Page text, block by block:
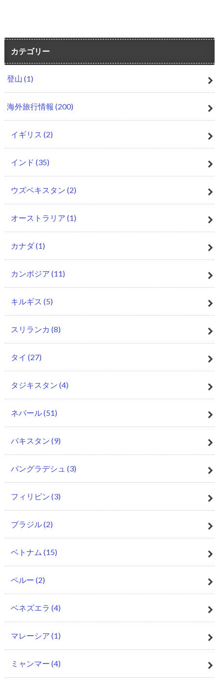
カテゴリー
登山 (1)
海外旅行情報 (200)
イギリス (2)
インド (35)
ウズベキスタン (2)
オーストラリア (1)
カナダ(1)
カンボジア (11)
キルギス (5)
スリランカ (8)
タイ (27)
タジキスタン (4)
ネパール(51)
パキスタン (9)
バングラデシュ (3)
フィリピン (3)
ブラジル(2)
ベトナム (15)
ペルー (2)
ベネズエラ (4)
マレーシア (1)
ミャンマー (4)